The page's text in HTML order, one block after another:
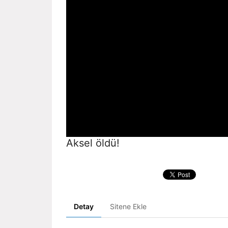
Aksel öldü!
Detay Sitene Ekle